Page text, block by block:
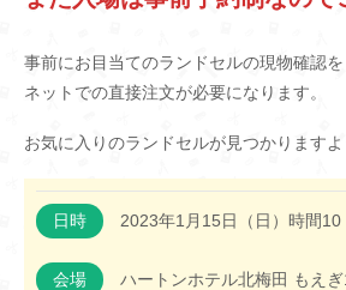
事前にお目当てのランドセルの現物確認
ネットでの直接注文が必要になります。
お気に入りのランドセルが見つかりますよ
日時 2023年1月15日（日）時間
会場 ハートンホテル北梅田 もえぎ